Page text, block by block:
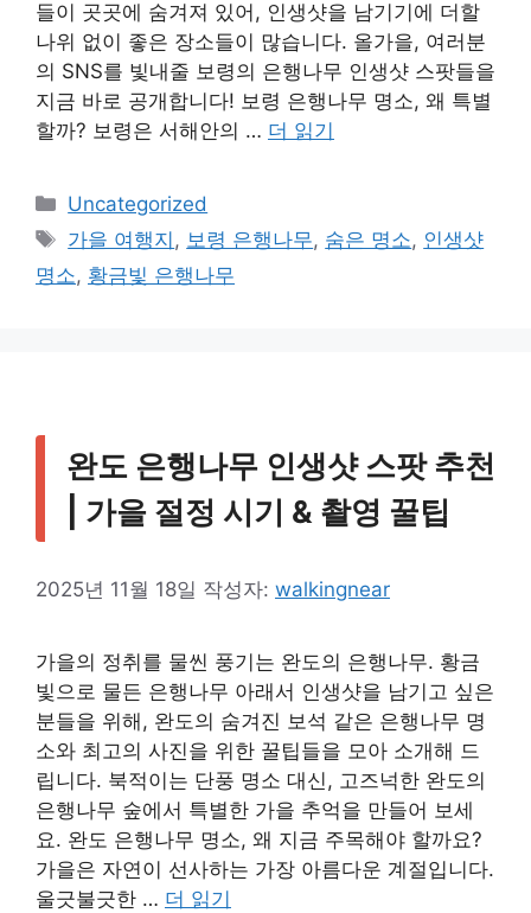
들이 곳곳에 숨겨져 있어, 인생샷을 남기기에 더할
나위 없이 좋은 장소들이 많습니다. 올가을, 여러분
의 SNS를 빛내줄 보령의 은행나무 인생샷 스팟들을
지금 바로 공개합니다! 보령 은행나무 명소, 왜 특별
할까? 보령은 서해안의 … 더 읽기
카
테
고
리
Uncategorized
태
그
가을 여행지 , 보령 은행나무, 숨은 명소, 인생샷
명소, 황금빛 은행나무
완도 은행나무 인생샷 스팟 추천
| 가을 절정 시기 & 촬영 꿀팁
2025년 11월 18일 작성자: walkingnear
가을의 정취를 물씬 풍기는 완도의 은행나무. 황금
빛으로 물든 은행나무 아래서 인생샷을 남기고 싶은
분들을 위해, 완도의 숨겨진 보석 같은 은행나무 명
소와 최고의 사진을 위한 꿀팁들을 모아 소개해 드
립니다. 북적이는 단풍 명소 대신, 고즈넉한 완도의
은행나무 숲에서 특별한 가을 추억을 만들어 보세
요. 완도 은행나무 명소, 왜 지금 주목해야 할까요?
가을은 자연이 선사하는 가장 아름다운 계절입니다.
울긋불긋한 … 더 읽기